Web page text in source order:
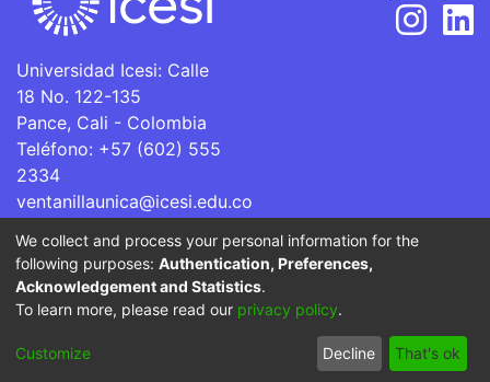
Universidad Icesi: Calle
18 No. 122-135
Pance, Cali - Colombia
Teléfono: +57 (602) 555
2334
ventanillaunica@icesi.edu.co
La Universidad Icesi es una Institución de Educación
Superior que se encuentra sujeta a inspección y vigilancia
por parte del Ministerio de Educación Nacional.
Cookie
End User
Agreement
Send
Feedback
We collect and process your personal information for the
following purposes: Authentication, Preferences,
Acknowledgement and Statistics.
To learn more, please read our privacy policy.
Customize Decline That's ok